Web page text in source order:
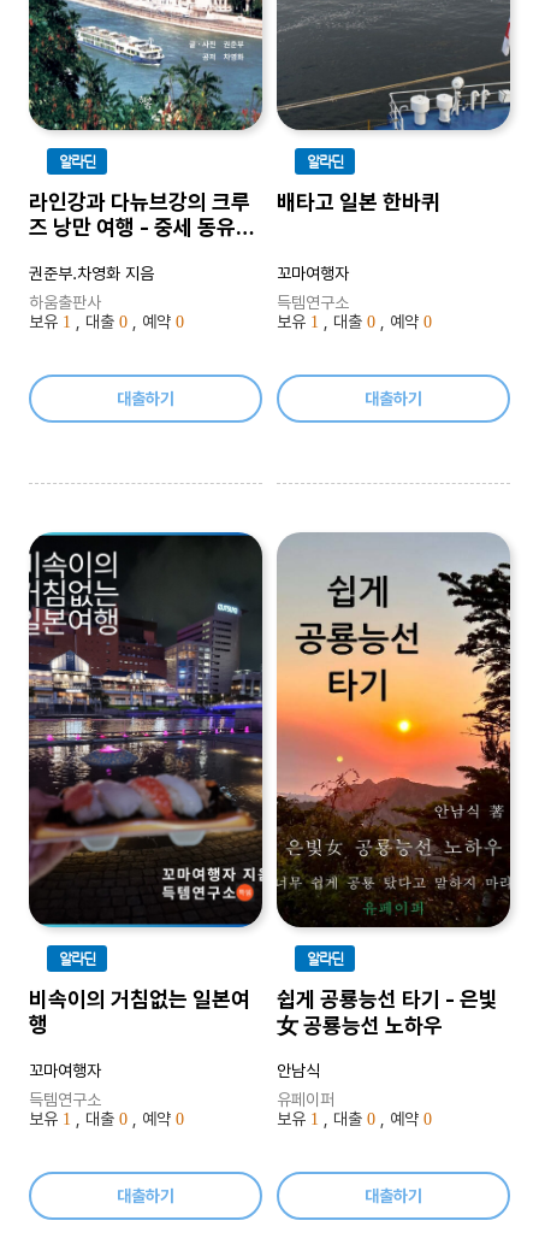
알라딘
라인강과 다뉴브강의 크루
즈 낭만 여행 - 중세 동유럽
권준부.차영화 지음
하움출판사
보유 1 , 대출 0 , 예약 0
대출하기
알라딘
배타고 일본 한바퀴
꼬마여행자
득템연구소
보유 1 , 대출 0 , 예약 0
대출하기
알라딘
비속이의 거침없는 일본여
행
꼬마여행자
득템연구소
보유 1 , 대출 0 , 예약 0
대출하기
알라딘
쉽게 공룡능선 타기 - 은빛
女 공룡능선 노하우
안남식
유페이퍼
보유 1 , 대출 0 , 예약 0
대출하기